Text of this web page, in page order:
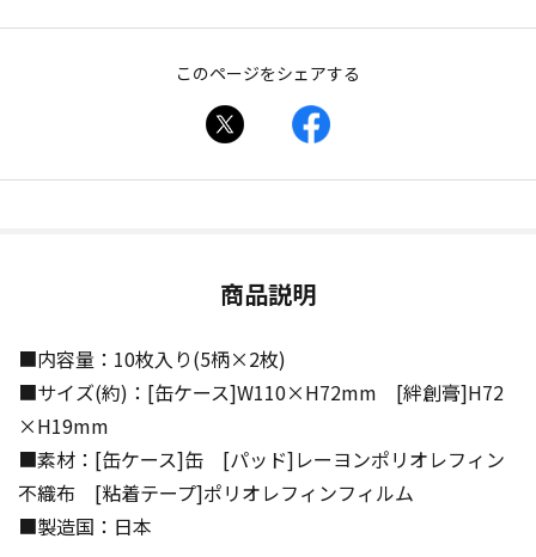
このページをシェアする
商品説明
■内容量：10枚入り(5柄×2枚)
■サイズ(約)：[缶ケース]W110×H72mm [絆創膏]H72
×H19mm
■素材：[缶ケース]缶 [パッド]レーヨンポリオレフィン
不織布 [粘着テープ]ポリオレフィンフィルム
■製造国：日本